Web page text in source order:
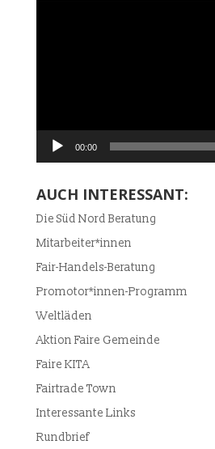
00:00
AUCH INTERESSANT:
Die Süd Nord Beratung
Mitarbeiter*innen
Fair-Handels-Beratung
Promotor*innen-Programm
Weltläden
Aktion Faire Gemeinde
Faire KITA
Fairtrade Town
Interessante Links
Rundbrief